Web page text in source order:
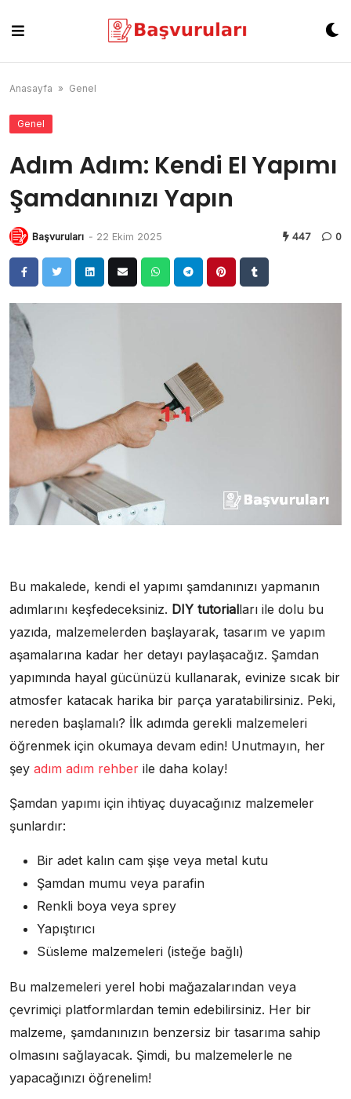
content
Anasayfa » Genel
Genel
Adım Adım: Kendi El Yapımı
Şamdanınızı Yapın
Başvuruları - 22 Ekim 2025 447 0
Bu makalede, kendi el yapımı şamdanınızı yapmanın
adımlarını keşfedeceksiniz. DIY tutorialları ile dolu bu
yazıda, malzemelerden başlayarak, tasarım ve yapım
aşamalarına kadar her detayı paylaşacağız. Şamdan
yapımında hayal gücünüzü kullanarak, evinize sıcak bir
atmosfer katacak harika bir parça yaratabilirsiniz. Peki,
nereden başlamalı? İlk adımda gerekli malzemeleri
öğrenmek için okumaya devam edin! Unutmayın, her
şey adım adım rehber ile daha kolay!
Şamdan yapımı için ihtiyaç duyacağınız malzemeler
şunlardır:
Bir adet kalın cam şişe veya metal kutu
Şamdan mumu veya parafin
Renkli boya veya sprey
Yapıştırıcı
Süsleme malzemeleri (isteğe bağlı)
Bu malzemeleri yerel hobi mağazalarından veya
çevrimiçi platformlardan temin edebilirsiniz. Her bir
malzeme, şamdanınızın benzersiz bir tasarıma sahip
olmasını sağlayacak. Şimdi, bu malzemelerle ne
yapacağınızı öğrenelim!